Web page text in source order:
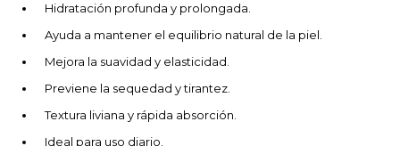
Hidratación profunda y prolongada.
Ayuda a mantener el equilibrio natural de la piel.
Mejora la suavidad y elasticidad.
Previene la sequedad y tirantez.
Textura liviana y rápida absorción.
Ideal para uso diario.